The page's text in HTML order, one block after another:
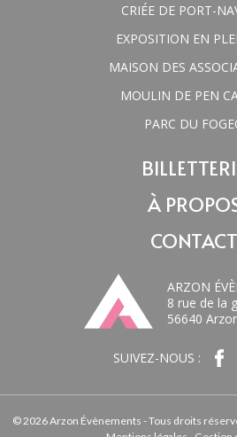
CRIÉE DE PORT-
EXPOSITION EN
MAISON DES
MOULIN DE PEN
PARC DU
À
CONTACT
ARZON
8 rue de la
56640
SUIVEZ-NOUS :
© 2026 Arzon Évènements - Tous droits